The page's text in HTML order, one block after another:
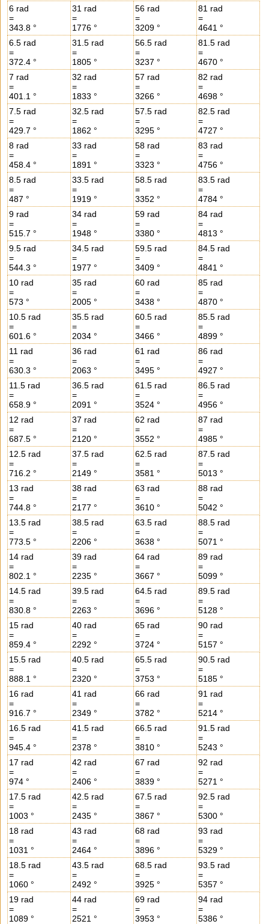
6 rad
=
343.8 °
31 rad
=
1776 °
56 rad
=
3209 °
81 rad
=
4641 °
6.5 rad
=
372.4 °
31.5 rad
=
1805 °
56.5 rad
=
3237 °
81.5 rad
=
4670 °
7 rad
=
401.1 °
32 rad
=
1833 °
57 rad
=
3266 °
82 rad
=
4698 °
7.5 rad
=
429.7 °
32.5 rad
=
1862 °
57.5 rad
=
3295 °
82.5 rad
=
4727 °
8 rad
=
458.4 °
33 rad
=
1891 °
58 rad
=
3323 °
83 rad
=
4756 °
8.5 rad
=
487 °
33.5 rad
=
1919 °
58.5 rad
=
3352 °
83.5 rad
=
4784 °
9 rad
=
515.7 °
34 rad
=
1948 °
59 rad
=
3380 °
84 rad
=
4813 °
9.5 rad
=
544.3 °
34.5 rad
=
1977 °
59.5 rad
=
3409 °
84.5 rad
=
4841 °
10 rad
=
573 °
35 rad
=
2005 °
60 rad
=
3438 °
85 rad
=
4870 °
10.5 rad
=
601.6 °
35.5 rad
=
2034 °
60.5 rad
=
3466 °
85.5 rad
=
4899 °
11 rad
=
630.3 °
36 rad
=
2063 °
61 rad
=
3495 °
86 rad
=
4927 °
11.5 rad
=
658.9 °
36.5 rad
=
2091 °
61.5 rad
=
3524 °
86.5 rad
=
4956 °
12 rad
=
687.5 °
37 rad
=
2120 °
62 rad
=
3552 °
87 rad
=
4985 °
12.5 rad
=
716.2 °
37.5 rad
=
2149 °
62.5 rad
=
3581 °
87.5 rad
=
5013 °
13 rad
=
744.8 °
38 rad
=
2177 °
63 rad
=
3610 °
88 rad
=
5042 °
13.5 rad
=
773.5 °
38.5 rad
=
2206 °
63.5 rad
=
3638 °
88.5 rad
=
5071 °
14 rad
=
802.1 °
39 rad
=
2235 °
64 rad
=
3667 °
89 rad
=
5099 °
14.5 rad
=
830.8 °
39.5 rad
=
2263 °
64.5 rad
=
3696 °
89.5 rad
=
5128 °
15 rad
=
859.4 °
40 rad
=
2292 °
65 rad
=
3724 °
90 rad
=
5157 °
15.5 rad
=
888.1 °
40.5 rad
=
2320 °
65.5 rad
=
3753 °
90.5 rad
=
5185 °
16 rad
=
916.7 °
41 rad
=
2349 °
66 rad
=
3782 °
91 rad
=
5214 °
16.5 rad
=
945.4 °
41.5 rad
=
2378 °
66.5 rad
=
3810 °
91.5 rad
=
5243 °
17 rad
=
974 °
42 rad
=
2406 °
67 rad
=
3839 °
92 rad
=
5271 °
17.5 rad
=
1003 °
42.5 rad
=
2435 °
67.5 rad
=
3867 °
92.5 rad
=
5300 °
18 rad
=
1031 °
43 rad
=
2464 °
68 rad
=
3896 °
93 rad
=
5329 °
18.5 rad
=
1060 °
43.5 rad
=
2492 °
68.5 rad
=
3925 °
93.5 rad
=
5357 °
19 rad
=
1089 °
44 rad
=
2521 °
69 rad
=
3953 °
94 rad
=
5386 °